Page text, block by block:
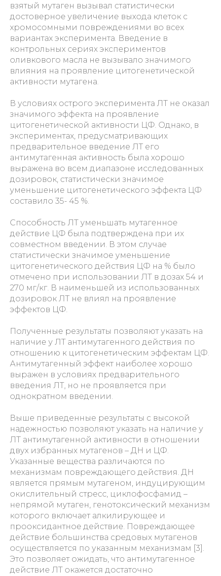
взятый мутаген вызывал статистически
достоверное увеличение выхода клеток с
хромосомными повреждениями во всех
вариантах эксперимента. Введение в
контрольных сериях экспериментов
оливкового масла не вызывало значимого
влияния на проявление цитогенетической
активности мутагена.
В условиях острого эксперимента ЛТ не оказал
значимого эффекта на проявление
цитогенетической активности ЦФ. Однако, в
экспериментах, предусматривающих
предварительное введение ЛТ его
антимутагенная активность была хорошо
выражена во всем диапазоне исследованных
дозировок, статистически значимое
уменьшение цитогенетического эффекта ЦФ
составило 35- 45 %.
Способность ЛТ уменьшать мутагенное
действие ЦФ была подтверждена при их
совместном введении. В этом случае
статистически значимое уменьшение
цитогенетического действия ЦФ на % было
отмечено при использовании ЛТ в дозах 54 и
270 мг/кг. В наименьшей из использованных
дозировок ЛТ не влиял на проявление
эффектов ЦФ.
Полученные результаты позволяют указать на
наличие у ЛТ антимутагенного действия по
отношению к цитогенетическим эффектам ЦФ.
Антимутагенный эффект наиболее хорошо
выражен в условиях предварительного
введения ЛТ, но не проявляется при
однократном введении.
Выше приведенные результаты с высокой
надежностью позволяют указать на наличие у
ЛТ антимутагенной активности в отношении
двух избранных мутагенов – ДН и ЦФ.
Указанные вещества различаются по
механизмам повреждающего действия. ДН
является прямым мутагеном, индуцирующим
окислительный стресс, циклофосфамид –
непрямой мутаген, генотоксический механизм
которого включает алкилирующее и
прооксидантное действие. Повреждающее
действие большинства средовых мутагенов
осуществляется по указанным механизмам [3].
Это позволяет ожидать, что антимутагенное
действие ЛТ окажется достаточно